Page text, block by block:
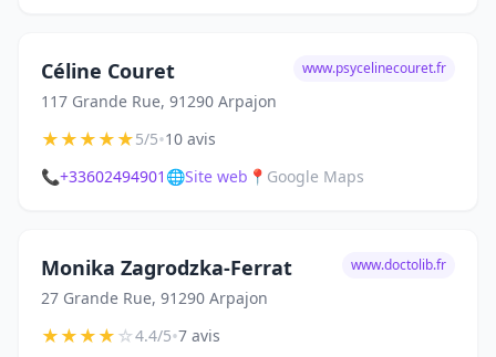
Céline Couret
117 Grande Rue, 91290 Arpajon
www.psycelinecouret.fr
★★★★★5/5•10 avis
📞+33602494901 🌐Site web 📍 Google Maps
Monika Zagrodzka-Ferrat
27 Grande Rue, 91290 Arpajon
www.doctolib.fr
★★★★☆4.4/5•7 avis